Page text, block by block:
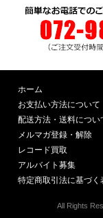
ホーム
お支払い方法について
配送方法・送料につい
メルマガ登録・解除
レコード買取
アルバイト募集
特定商取引法に基づく
All Rights